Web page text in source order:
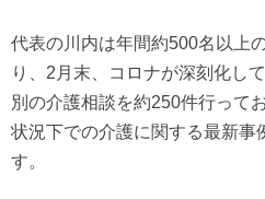
代表の川内は年間約500名以上
り、2月末、コロナが深刻化し
別の介護相談を約250件行って
状況下での介護に関する最新事
す。